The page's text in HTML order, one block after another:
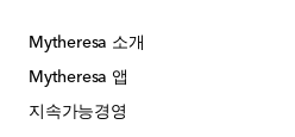
Mytheresa 소개
Mytheresa 앱
지속가능경영